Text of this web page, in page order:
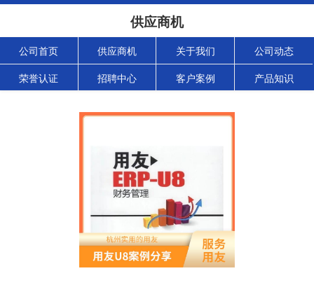
供应商机
公司首页 供应商机 关于我们 公司动态
荣誉认证 招聘中心 客户案例 产品知识